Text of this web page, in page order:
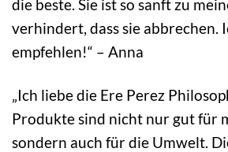
die beste. Sie ist so sanft zu
verhindert, dass sie abbrechen.
empfehlen!“ – Anna
„Ich liebe die Ere Perez
Produkte sind nicht nur gut für
sondern auch für die Umwelt.